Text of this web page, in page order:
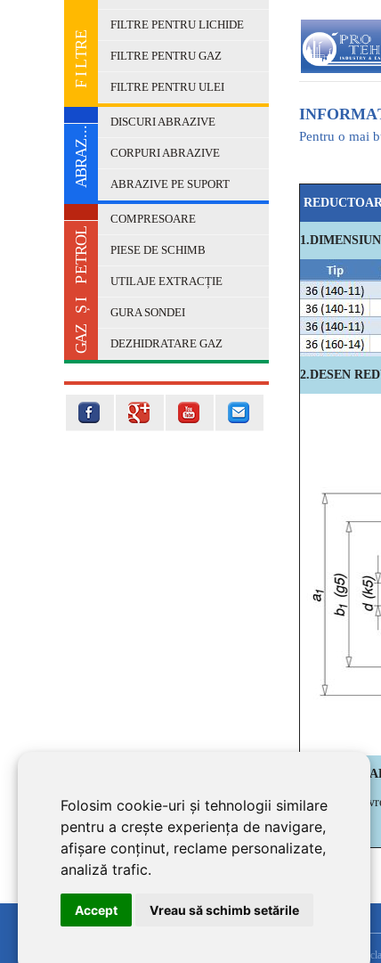
Folosim cookie-uri și tehnologii similare
pentru a crește experiența de navigare,
afișare conținut, reclame personalizate,
analiză trafic.
Accept Vreau să schimb setările
E
R
T
L
I
F
FILTRE PENTRU LICHIDE
FILTRE PENTRU GAZ
FILTRE PENTRU ULEI
...
Z
A
R
B
A
DISCURI ABRAZIVE
CORPURI ABRAZIVE
ABRAZIVE PE SUPORT
L
O
R
T
E
P
I
Ș
Z
A
G
COMPRESOARE
PIESE DE SCHIMB
UTILAJE EXTRACȚIE
GURA SONDEI
DEZHIDRATARE GAZ
Pentru o mai
2.DESEN
Produsul se